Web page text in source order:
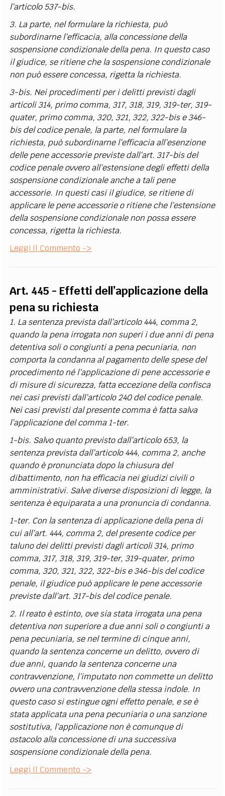
l’articolo 537-bis.
3. La parte, nel formulare la richiesta, può
subordinarne l’efficacia, alla concessione della
sospensione condizionale della pena. In questo caso
il giudice, se ritiene che la sospensione condizionale
non può essere concessa, rigetta la richiesta.
3-bis. Nei procedimenti per i delitti previsti dagli
articoli 314, primo comma, 317, 318, 319, 319-ter, 319-
quater, primo comma, 320, 321, 322, 322-bis e 346-
bis del codice penale, la parte, nel formulare la
richiesta, può subordinarne l’efficacia all’esenzione
delle pene accessorie previste dall’art. 317-bis del
codice penale ovvero all’estensione degli effetti della
sospensione condizionale anche a tali pene
accessorie. In questi casi il giudice, se ritiene di
applicare le pene accessorie o ritiene che l’estensione
della sospensione condizionale non possa essere
concessa, rigetta la richiesta.
Leggi Il Commento ->
Art. 445 - Effetti dell’applicazione della
pena su richiesta
1. La sentenza prevista dall’articolo 444, comma 2,
quando la pena irrogata non superi i due anni di pena
detentiva soli o congiunti a pena pecuniaria, non
comporta la condanna al pagamento delle spese del
procedimento né l’applicazione di pene accessorie e
di misure di sicurezza, fatta eccezione della confisca
nei casi previsti dall’articolo 240 del codice penale.
Nei casi previsti dal presente comma è fatta salva
l’applicazione del comma 1-ter.
1-bis. Salvo quanto previsto dall’articolo 653, la
sentenza prevista dall’articolo 444, comma 2, anche
quando è pronunciata dopo la chiusura del
dibattimento, non ha efficacia nei giudizi civili o
amministrativi. Salve diverse disposizioni di legge, la
sentenza è equiparata a una pronuncia di condanna.
1-ter. Con la sentenza di applicazione della pena di
cui all’art. 444, comma 2, del presente codice per
taluno dei delitti previsti dagli articoli 314, primo
comma, 317, 318, 319, 319-ter, 319-quater, primo
comma, 320, 321, 322, 322-bis e 346-bis del codice
penale, il giudice può applicare le pene accessorie
previste dall’art. 317-bis del codice penale.
2. Il reato è estinto, ove sia stata irrogata una pena
detentiva non superiore a due anni soli o congiunti a
pena pecuniaria, se nel termine di cinque anni,
quando la sentenza concerne un delitto, ovvero di
due anni, quando la sentenza concerne una
contravvenzione, l’imputato non commette un delitto
ovvero una contravvenzione della stessa indole. In
questo caso si estingue ogni effetto penale, e se è
stata applicata una pena pecuniaria o una sanzione
sostitutiva, l’applicazione non è comunque di
ostacolo alla concessione di una successiva
sospensione condizionale della pena.
Leggi Il Commento ->